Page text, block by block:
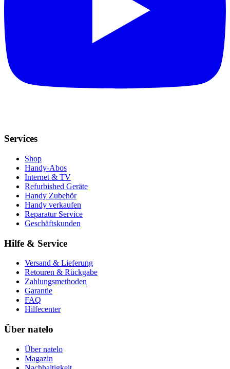
Services
Shop
Handy-Abos
Internet & TV
Refurbished Geräte
Handy Zubehör
Handy verkaufen
Reparatur Service
Geschäftskunden
Hilfe & Service
Versand & Lieferung
Retouren & Rückgabe
Zahlungsmethoden
Garantie
FAQ
Hilfecenter
Über natelo
Über natelo
Magazin